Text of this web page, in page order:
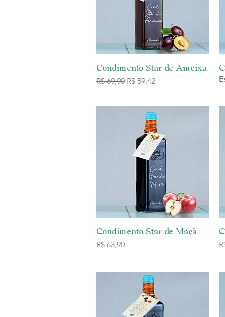
Visualização rápida
Condimento Star de Ameixa
Preço normal
R$ 69,90 Preço promocional
R$ 59,42
Visualização rápida
Condimento Star de Maçã
Preço
R$ 63,90